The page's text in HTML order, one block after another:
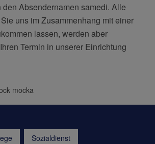
den Absendernamen samedi. Alle
uns im Zusammenhang mit einer
lassen, werden aber
Termin in unserer Einrichtung
mocka
Sozialdienst